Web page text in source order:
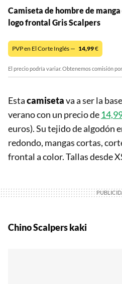
Camiseta de hombre de
logo frontal Gris Scalpers
PVP en El Corte Inglés — 14,99€
El precio podría variar. Obtenemos comisión
Estacamisetava a ser la
verano con un precio de
euros). Su tejido de algodón
redondo, mangas cortas,
frontal a color. Tallas desde
Chino Scalpers kaki